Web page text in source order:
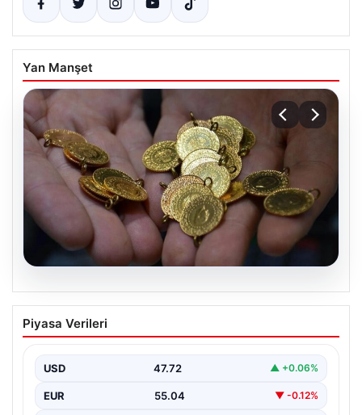
Yan Manşet
Altın fiyatları canlı 14 Nisan 2026: Altın
fiyatları ne kadar oldu? Gram, çeyrek,
fiyatları
Piyasa Verileri
USD 47.72 ▲ +0.06%
EUR 55.04 ▼ -0.12%